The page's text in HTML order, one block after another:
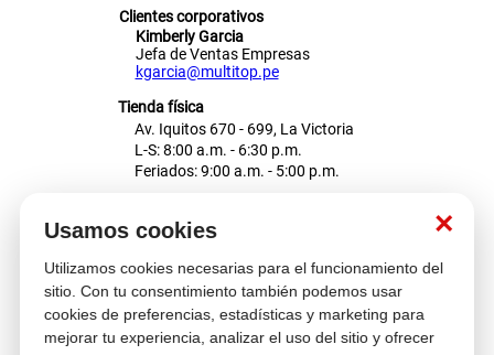
×
Usamos cookies
Utilizamos cookies necesarias para el funcionamiento del
sitio. Con tu consentimiento también podemos usar
cookies de preferencias, estadísticas y marketing para
mejorar tu experiencia, analizar el uso del sitio y ofrecer
Clientes corporativos
Kimberly Garcia
Jefa de Ventas Empresas
kgarcia@multitop.pe
Tienda física
Av. Iquitos 670 - 699, La Victoria
L-S: 8:00 a.m. - 6:30 p.m.
Feriados: 9:00 a.m. - 5:00 p.m.
Atención al cliente